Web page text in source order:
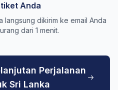
Anda
langsung dikirim ke email Anda
dari 1 menit.
Perjalanan
Sri Lanka